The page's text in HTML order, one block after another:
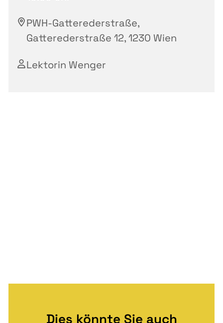
PWH-Gatterederstraße,
Gatterederstraße 12, 1230 Wien
Lektorin Wenger
Dies könnte Sie auch